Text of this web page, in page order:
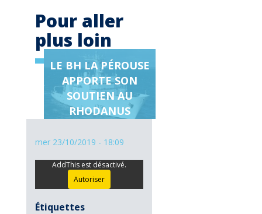
Pour aller
plus loin
relation
LE BH LA PÉROUSE
APPORTE SON
SOUTIEN AU
RHODANUS
mer 23/10/2019 - 18:09
AddThis est désactivé.
Autoriser
Étiquettes